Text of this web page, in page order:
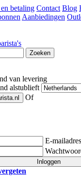
betaling Contact Blog
Aanbiedingen
Zoeken
van levering
alstublieft
Of
E-mailadres
Inloggen